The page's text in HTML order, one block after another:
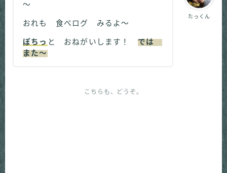
たっくん
～
おれも 食べログ みるよ～
ぽちっ と おねがいします！ では
また～
こちらも、どうぞ。